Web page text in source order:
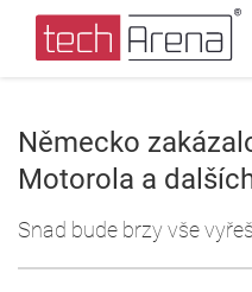
Německo
Motorola a
Snad bude brzy vše